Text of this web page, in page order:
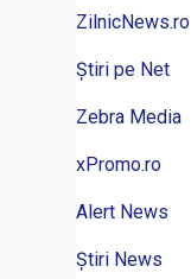
ZilnicNews.ro
Știri pe Net
Zebra Media
xPromo.ro
Alert News
Știri News